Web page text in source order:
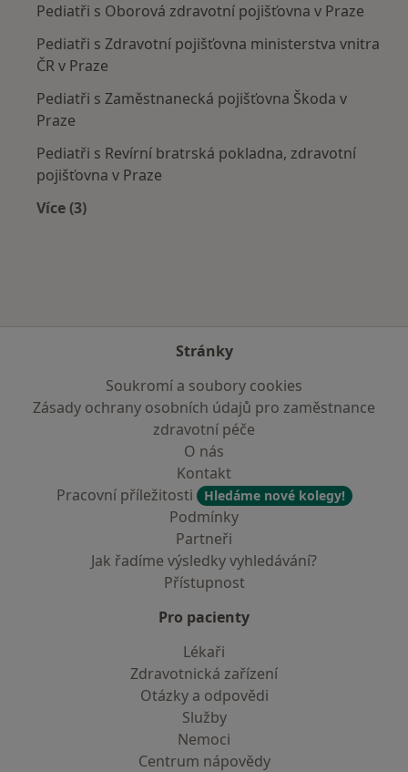
Pediatři s Oborová zdravotní pojišťovna v Praze
Pediatři s Zdravotní pojišťovna ministerstva vnitra
ČR v Praze
Pediatři s Zaměstnanecká pojišťovna Škoda v
Praze
Pediatři s Revírní bratrská pokladna, zdravotní
pojišťovna v Praze
Více (3)
Stránky
Soukromí a soubory cookies
Zásady ochrany osobních údajů pro zaměstnance
zdravotní péče
O nás
Kontakt
Pracovní příležitosti
Hledáme nové kolegy!
Podmínky
Partneři
Jak řadíme výsledky vyhledávání?
Přístupnost
Pro pacienty
Lékaři
Zdravotnická zařízení
Otázky a odpovědi
Služby
Nemoci
Centrum nápovědy